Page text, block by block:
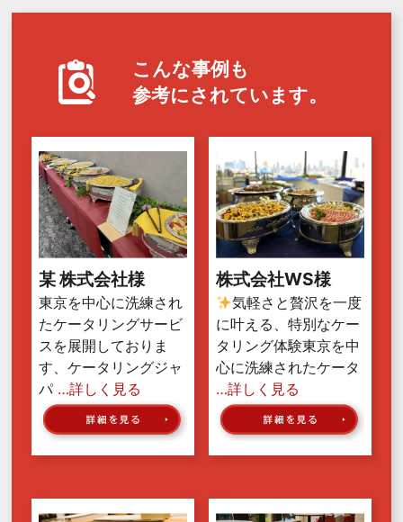
こんな事例も
参考にされています。
某 株式会社様
東京を中心に洗練され
たケータリングサービ
スを展開しておりま
す、ケータリングジャ
パ …詳しく見る
株式会社WS様
気軽さと贅沢を一度
に叶える、特別なケー
タリング体験東京を中
心に洗練されたケータ
…詳しく見る